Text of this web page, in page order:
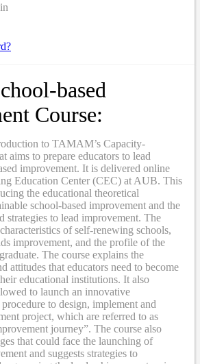
based
Course:
to TAMAM’s Capacity-
aims to prepare educators to lead
improvement. It is delivered online
Education Center (CEC) at AUB. This
the educational theoretical
school-based improvement and the
strategies to lead improvement. The
of self-renewing schools,
improvement, and the profile of the
The course explains the
attitudes that educators need to become
educational institutions. It also
to launch an innovative
to design, implement and
project, which are referred to as
journey”. The course also
that could face the launching of
and suggests strategies to